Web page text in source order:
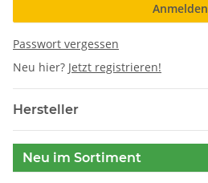
Anmelden
Passwort vergessen
Neu hier? Jetzt registrieren!
Hersteller
Neu im Sortiment